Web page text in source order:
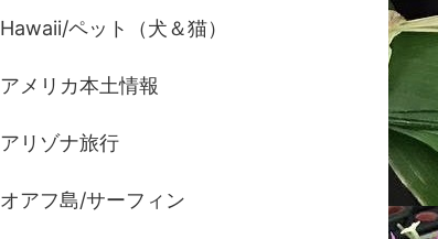
Hawaii/ペット（犬＆猫）
アメリカ本土情報
アリゾナ旅行
オアフ島/サーフィン